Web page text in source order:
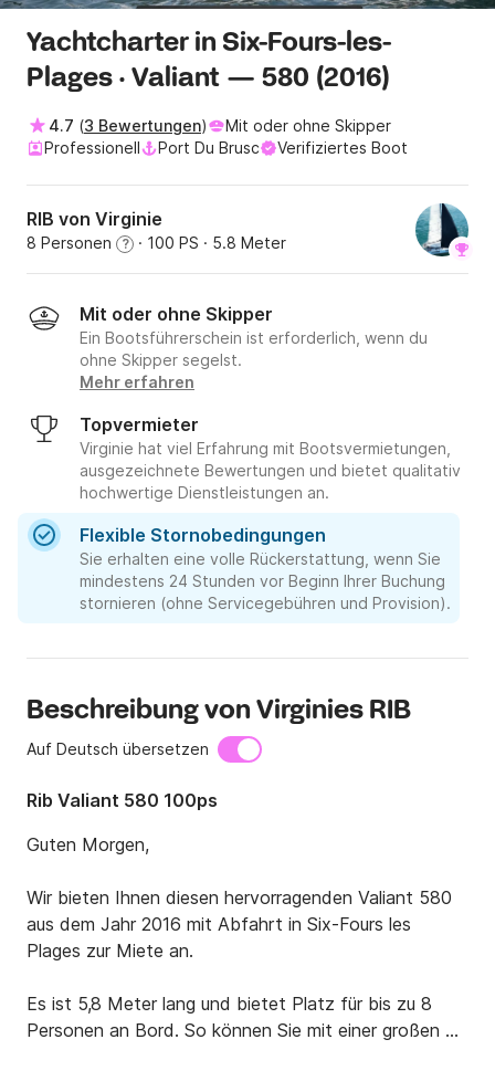
Yachtcharter in Six-Fours-les-
Plages · Valiant — 580 (2016)
4.7 (3 Bewertungen)
Mit oder ohne Skipper
Professionell
Port Du Brusc Verifiziertes Boot
RIB von Virginie
8 Personen ? · 100 PS · 5.8 Meter
Mit oder ohne Skipper
Ein Bootsführerschein ist erforderlich, wenn du
ohne Skipper segelst.
Mehr erfahren
Topvermieter
Virginie hat viel Erfahrung mit Bootsvermietungen,
ausgezeichnete Bewertungen und bietet qualitativ
hochwertige Dienstleistungen an.
Flexible Stornobedingungen
Sie erhalten eine volle Rückerstattung, wenn Sie
mindestens 24 Stunden vor Beginn Ihrer Buchung
stornieren (ohne Servicegebühren und Provision).
Beschreibung von Virginies RIB
Auf Deutsch übersetzen
Rib Valiant 580 100ps
Guten Morgen,
Wir bieten Ihnen diesen hervorragenden Valiant 580
aus dem Jahr 2016 mit Abfahrt in Six-Fours les
Plages zur Miete an.
Es ist 5,8 Meter lang und bietet Platz für bis zu 8
Personen an Bord. So können Sie mit einer großen